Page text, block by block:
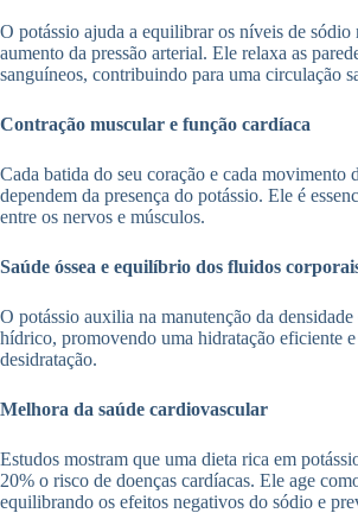
O potássio ajuda a equilibrar os níveis de
aumento da pressão arterial. Ele relaxa as
sanguíneos, contribuindo para uma circulação
Contração muscular e função cardíaca
Cada batida do seu coração e cada movimento
dependem da presença do potássio. Ele é
entre os nervos e músculos.
Saúde óssea e equilíbrio dos fluidos
O potássio auxilia na manutenção da
hídrico, promovendo uma hidratação eficiente
desidratação.
Melhora da saúde cardiovascular
Estudos mostram que uma dieta rica em
20% o risco de doenças cardíacas. Ele age
equilibrando os efeitos negativos do sódio e